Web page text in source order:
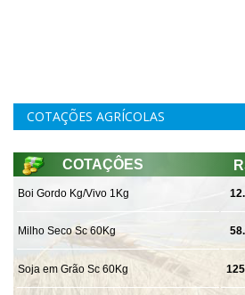
COTAÇÕES AGRÍCOLAS